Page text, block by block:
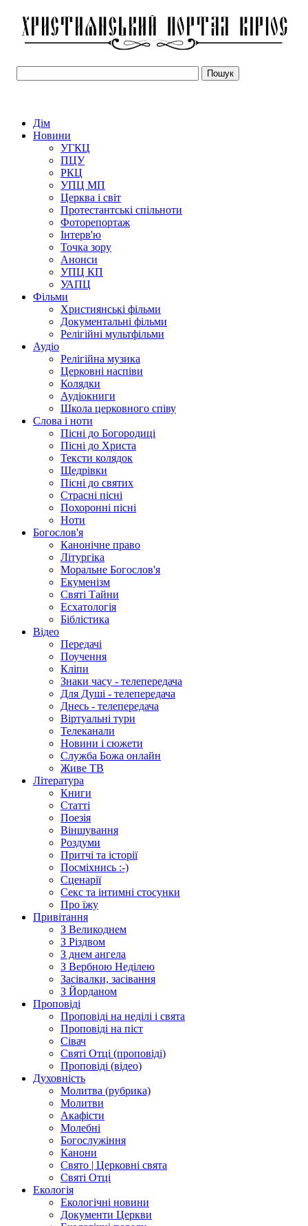
Дім
Новини
УГКЦ
ПЦУ
РКЦ
УПЦ МП
Церква і світ
Протестантські спільноти
Фоторепортаж
Інтерв'ю
Точка зору
Анонси
УПЦ КП
УАПЦ
Фільми
Християнські фільми
Документальні фільми
Релігійні мультфільми
Аудіо
Релігійна музика
Церковні наспіви
Колядки
Аудіокниги
Школа церковного співу
Слова і ноти
Пісні до Богородиці
Пісні до Христа
Тексти колядок
Щедрівки
Пісні до святих
Страсні пісні
Похоронні пісні
Ноти
Богослов'я
Канонічне право
Літургіка
Моральне Богослов'я
Екуменізм
Святі Тайни
Есхатологія
Біблістика
Відео
Передачі
Поучення
Кліпи
Знаки часу - телепередача
Для Душі - телепередача
Днесь - телепередача
Віртуальні тури
Телеканали
Новини і сюжети
Служба Божа онлайн
Живе ТВ
Література
Книги
Статті
Поезія
Віншування
Роздуми
Притчі та історії
Посміхнись :-)
Сценарії
Секс та інтимні стосунки
Про їжу
Привітання
З Великоднем
З Різдвом
З днем ангела
З Вербною Неділею
Засівалки, засівання
З Йорданом
Проповіді
Проповіді на неділі і свята
Проповіді на піст
Сівач
Святі Отці (проповіді)
Проповіді (відео)
Духовність
Молитва (рубрика)
Молитви
Акафісти
Молебні
Богослужіння
Канони
Свято | Церковні свята
Святі Отці
Екологія
Екологічні новини
Документи Церкви